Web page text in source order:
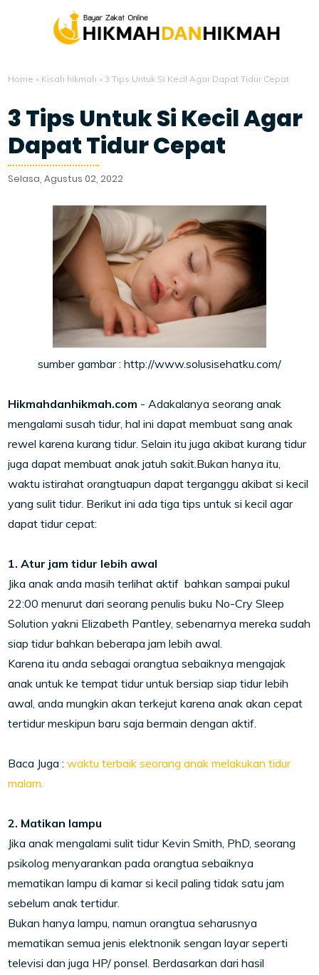
Home » Kisah hikmah » 3 Tips Untuk Si Kecil Agar Dapat Tidur Cepat
3 Tips Untuk Si Kecil Agar
Dapat Tidur Cepat
Selasa, Agustus 02, 2022
sumber gambar : http://www.solusisehatku.com/
Hikmahdanhikmah.com - Adakalanya seorang anak
mengalami susah tidur, hal ini dapat membuat sang anak
rewel karena kurang tidur. Selain itu juga akibat kurang tidur
juga dapat membuat anak jatuh sakit.Bukan hanya itu,
waktu istirahat orangtuapun dapat terganggu akibat si kecil
yang sulit tidur. Berikut ini ada tiga tips untuk si kecil agar
dapat tidur cepat:
1. Atur jam tidur lebih awal
Jika anak anda masih terlihat aktif bahkan sampai pukul
22:00 menurut dari seorang penulis buku No-Cry Sleep
Solution yakni Elizabeth Pantley, sebenarnya mereka sudah
siap tidur bahkan beberapa jam lebih awal.
Karena itu anda sebagai orangtua sebaiknya mengajak
anak untuk ke tempat tidur untuk bersiap siap tidur lebih
awal, anda mungkin akan terkejut karena anak akan cepat
tertidur meskipun baru saja bermain dengan aktif.
Baca Juga :waktu terbaik seorang anak melakukan tidur
malam.
2. Matikan lampu
Jika anak mengalami sulit tidur Kevin Smith, PhD, seorang
psikolog menyarankan pada orangtua sebaiknya
mematikan lampu di kamar si kecil paling tidak satu jam
sebelum anak tertidur.
Bukan hanya lampu, namun orangtua seharusnya
mematikan semua jenis elektnonik sengan layar seperti
televisi dan juga HP/ ponsel. Berdasarkan dari hasil